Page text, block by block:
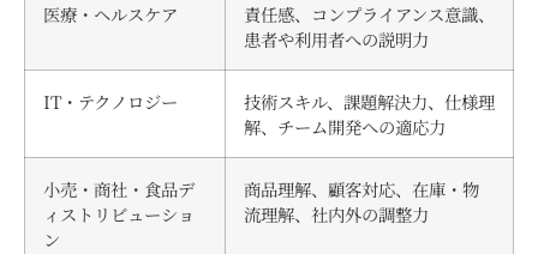
医療・ヘルスケア
責任感、コンプライアンス意識、
患者や利用者への説明力
IT・テクノロジー
技術スキル、課題解決力、仕様理
解、チーム開発への適応力
小売・商社・食品デ
ィストリビューショ
ン
商品理解、顧客対応、在庫・物
流理解、社内外の調整力